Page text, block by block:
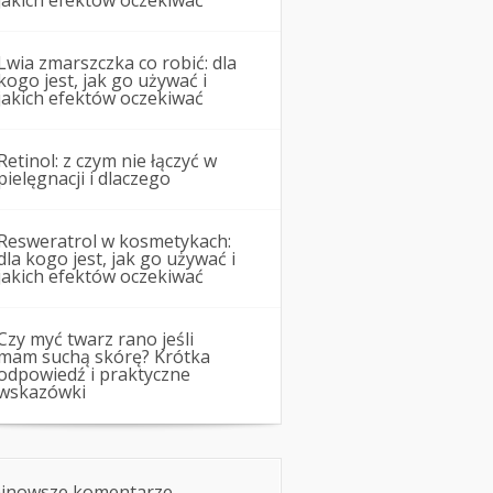
zmarszczka co robić: dla
jest, jak go używać i
efektów oczekiwać
z czym nie łączyć w
i dlaczego
w kosmetykach:
kogo jest, jak go używać i
efektów oczekiwać
myć twarz rano jeśli
suchą skórę? Krótka
i praktyczne